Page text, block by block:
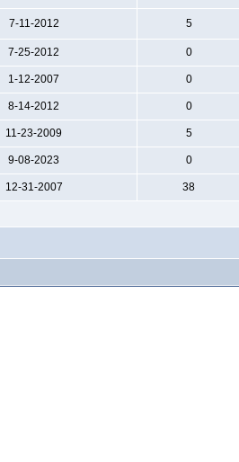
7-11-2012 5
7-25-2012 0
1-12-2007 0
8-14-2012 0
11-23-2009 5
9-08-2023 0
12-31-2007 38